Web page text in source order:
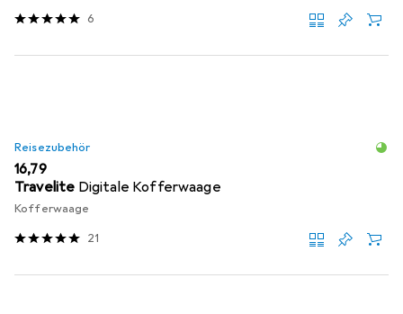
6
Reisezubehör
EUR
16,79
Travelite Digitale Kofferwaage
Kofferwaage
21